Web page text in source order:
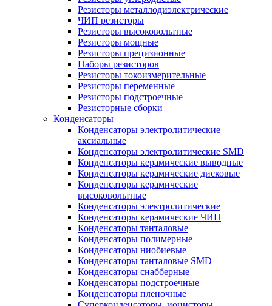
Резисторы металлодиэлектрические
ЧИП резисторы
Резисторы высоковольтные
Резисторы мощные
Резисторы прецизионные
Наборы резисторов
Резисторы токоизмерительные
Резисторы переменные
Резисторы подстроечные
Резисторные сборки
Конденсаторы
Конденсаторы электролитические
аксиальные
Конденсаторы электролитические SMD
Конденсаторы керамические выводные
Конденсаторы керамические дисковые
Конденсаторы керамические
высоковольтные
Конденсаторы электролитические
Конденсаторы керамические ЧИП
Конденсаторы танталовые
Конденсаторы полимерные
Конденсаторы ниобиевые
Конденсаторы танталовые SMD
Конденсаторы снабберные
Конденсаторы подстроечные
Конденсаторы пленочные